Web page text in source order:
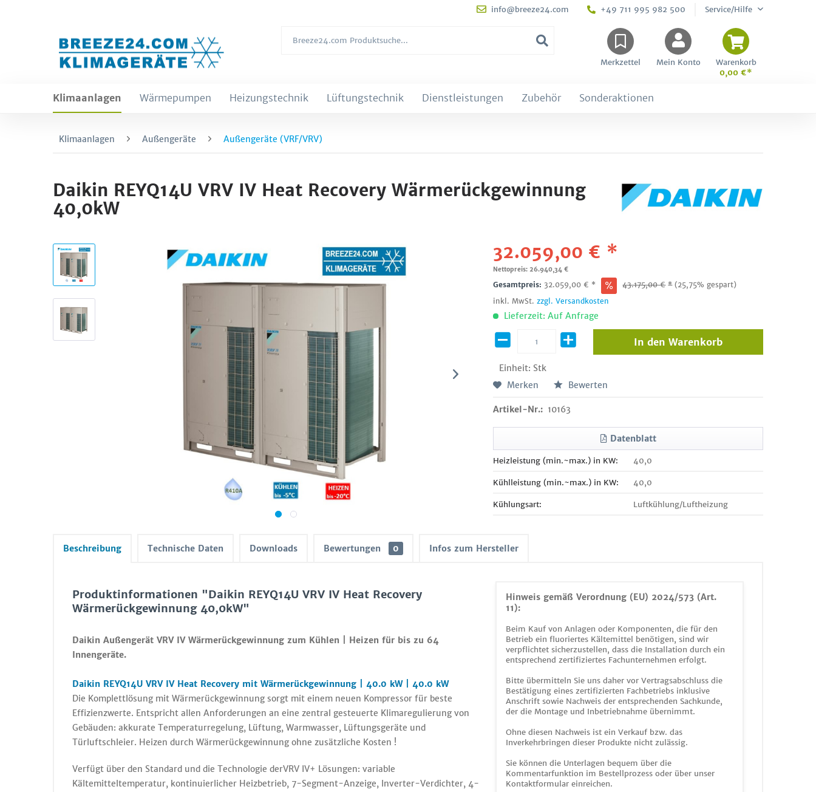
info@breeze24.com +49 711 995 982 500 Service/Hilfe
Merkzettel Mein Konto
Warenkorb
0,00 €*
Klimaanlagen Wärmepumpen Heizungstechnik Lüftungstechnik Dienstleistungen Zubehör Sonderaktionen
Klimaanlagen Außengeräte Außengeräte (VRF/VRV)
Daikin REYQ14U VRV IV Heat Recovery Wärmerückgewinnung
40,0kW
32.059,00 € *
Nettopreis: 26.940,34 €
Gesamtpreis: 32.059,00 € * 43.175,00€ * (25,75% gespart)
inkl. MwSt.zzgl. Versandkosten
Lieferzeit: Auf Anfrage
Einheit: Stk
In den Warenkorb
Merken Bewerten
Artikel-Nr.: 10163
Datenblatt
Heizleistung (min.~max.) in KW: 40,0
Kühlleistung (min.~max.) in KW: 40,0
Kühlungsart: Luftkühlung/Luftheizung
Beschreibung Technische Daten Downloads Bewertungen 0 Infos zum Hersteller
Hinweis gemäß Verordnung (EU) 2024/573 (Art.
11):
Beim Kauf von Anlagen oder Komponenten, die für den
Betrieb ein fluoriertes Kältemittel benötigen, sind wir
verpflichtet sicherzustellen, dass die Installation durch ein
entsprechend zertifiziertes Fachunternehmen erfolgt.
Bitte übermitteln Sie uns daher vor Vertragsabschluss die
Bestätigung eines zertifizierten Fachbetriebs inklusive
Anschrift sowie Nachweis der entsprechenden Sachkunde,
der die Montage und Inbetriebnahme übernimmt.
Ohne diesen Nachweis ist ein Verkauf bzw. das
Inverkehrbringen dieser Produkte nicht zulässig.
Sie können die Unterlagen bequem über die
Kommentarfunktion im Bestellprozess oder über unser
Kontaktformular einreichen.
Produktinformationen "Daikin REYQ14U VRV IV Heat Recovery
Wärmerückgewinnung 40,0kW"
Daikin Außengerät VRV IV Wärmerückgewinnung zum Kühlen | Heizen für bis zu 64
Innengeräte.
Daikin REYQ14U VRV IV Heat Recovery mit Wärmerückgewinnung | 40.0 kW | 40.0 kW
Die Komplettlösung mit Wärmerückgewinnung sorgt mit einem neuen Kompressor für beste
Effizienzwerte. Entspricht allen Anforderungen an eine zentral gesteuerte Klimaregulierung von
Gebäuden: akkurate Temperaturregelung, Lüftung, Warmwasser, Lüftungsgeräte und
Türluftschleier. Heizen durch Wärmerückgewinnung ohne zusätzliche Kosten !
Verfügt über den Standard und die Technologie derVRV IV+ Lösungen: variable
Kältemitteltemperatur, kontinuierlicher Heizbetrieb, 7-Segment-Anzeige, Inverter-Verdichter, 4-